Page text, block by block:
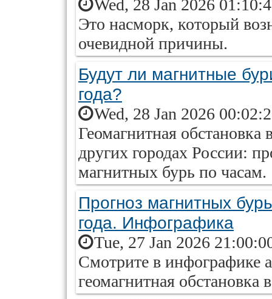
Wed, 28 Jan 2026
Это насморк, который
очевидной причины.
Будут ли магнитные
года?
Wed, 28 Jan 2026
Геомагнитная
других городах России:
магнитных бурь по часам.
Прогноз магнитных
года. Инфографика
Tue, 27 Jan 2026
Смотрите в инфографике
геомагнитная обстановка